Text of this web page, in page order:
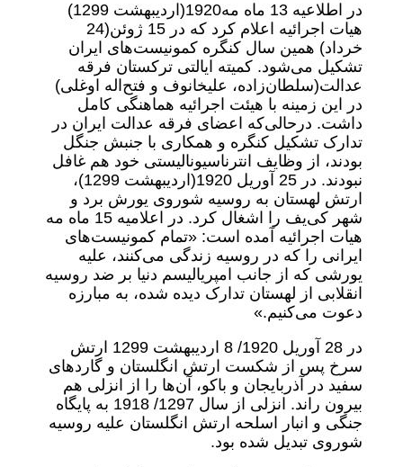
در اطلاعیه 13 ماه مه‌1920‌(اردیبهشت 1299)
هیات اجرائیه اعلام کرد که در 15 ژوئن‌(24
خرداد) همین سال کنگره کمونیست‌های ایران
تشکیل می‌شود. کمیته ایالتی ترکستان فرقه
عدالت‌(سلطان‌زاده، علیخانوف و فتح‌اله اوغلی)
در این زمینه با هیئت اجرائیه هماهنگی کامل
داشت. در‌حالی‌که اعضای فرقه عدالت ایران در
تدارک تشکیل کنگره و همکاری با جنبش جنگل
بودند، از وظایف انتر‌ناسیونالیستی خود هم غافل
نبودند. در 25 آوریل 1920‌(اردیبهشت 1299)،
ارتش لهستان به روسیه شوروی یورش برد و
شهر کی‌یف را اشغال کرد. در اعلامیه 15 ماه مه‌
هیات اجرائیه آمده است: «تمام کمونیست‌های
ایرانی را که در روسیه زندگی می‌کنند، علیه
یورشی که از جانب امپریالیسم دنیا بر ضد روسیه
انقلابی از لهستان تدارک دیده شده، به مبارزه
دعوت می‌کنیم.»
در 28 آوریل 1920/ 8 اردیبهشت 1299 ارتش
سرخ پس از شکست ارتش انگلستان و گاردهای
سفید در آذربایجان و باکو، آن‌ها را از انزلی هم
بیرون راند. انزلی از سال 1297/ 1918 به پایگاه
جنگی و انبار اسلحه ارتش انگلستان علیه روسیه
شوروی تبدیل شده بود.